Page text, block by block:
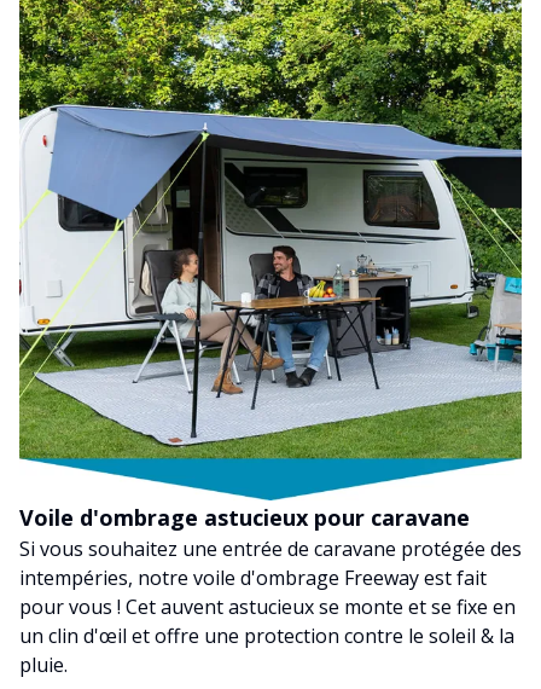
Voile d'ombrage astucieux pour caravane
Si vous souhaitez une entrée de caravane protégée des
intempéries, notre voile d'ombrage Freeway est fait
pour vous ! Cet auvent astucieux se monte et se fixe en
un clin d'œil et offre une protection contre le soleil & la
pluie.